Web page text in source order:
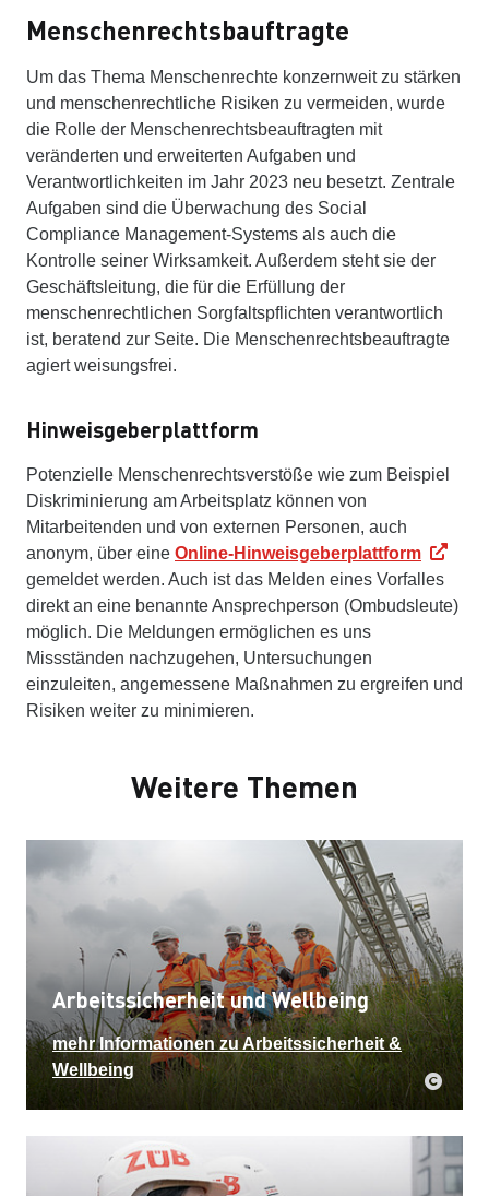
Menschenrechtsbauftragte
Um das Thema Menschenrechte konzernweit zu stärken
und menschenrechtliche Risiken zu vermeiden, wurde
die Rolle der Menschenrechtsbeauftragten mit
veränderten und erweiterten Aufgaben und
Verantwortlichkeiten im Jahr 2023 neu besetzt. Zentrale
Aufgaben sind die Überwachung des Social
Compliance Management-Systems als auch die
Kontrolle seiner Wirksamkeit. Außerdem steht sie der
Geschäftsleitung, die für die Erfüllung der
menschenrechtlichen Sorgfaltspflichten verantwortlich
ist, beratend zur Seite. Die Menschenrechtsbeauftragte
agiert weisungsfrei.
Hinweisgeberplattform
Potenzielle Menschenrechtsverstöße wie zum Beispiel
Diskriminierung am Arbeitsplatz können von
Mitarbeitenden und von externen Personen, auch
anonym, über eine Online-Hinweisgeberplattform
gemeldet werden. Auch ist das Melden eines Vorfalles
direkt an eine benannte Ansprechperson (Ombudsleute)
möglich. Die Meldungen ermöglichen es uns
Missständen nachzugehen, Untersuchungen
einzuleiten, angemessene Maßnahmen zu ergreifen und
Risiken weiter zu minimieren.
Weitere Themen
Arbeitssicherheit und Wellbeing
mehr Informationen zu Arbeitssicherheit &
Wellbeing